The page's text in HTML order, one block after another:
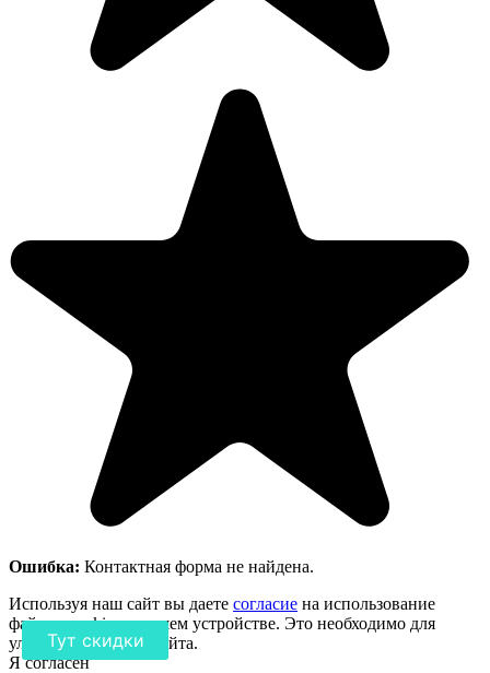
Тут скидки
Ошибка: Контактная форма не найдена.
Используя наш сайт вы даете согласие на использование
файлов cookie на вашем устройстве. Это необходимо для
улучшения работы сайта.
Я согласен